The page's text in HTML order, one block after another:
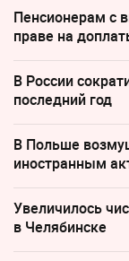
Пенсионерам с
праве на
В России
последний год
В Польше
иностранным
Увеличилось
в Челябинске